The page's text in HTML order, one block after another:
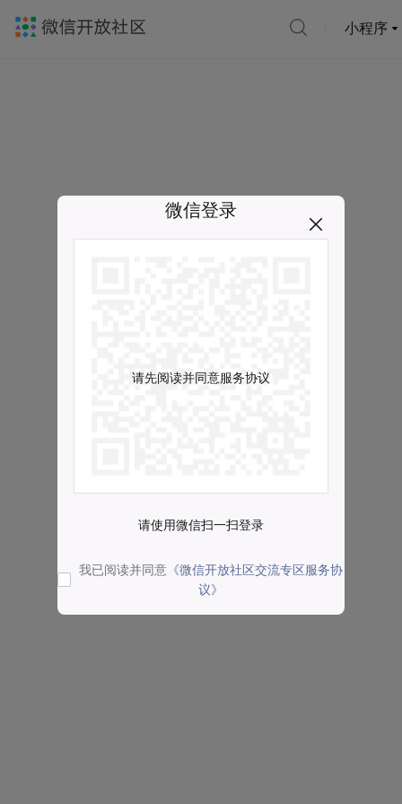
小程序
微信登录
请先阅读并同意服务协议
请使用微信扫一扫登录
我已阅读并同意 《微信开放社区交流专区服务协
议》